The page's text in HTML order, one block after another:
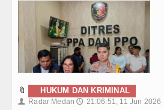
🔖 HUKUM DAN KRIMINAL
👤 Radar Medan 🕔 21:06:51, 11 Jun 2026